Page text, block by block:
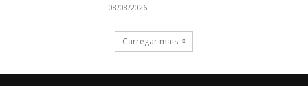
08/08/2026
Carregar mais